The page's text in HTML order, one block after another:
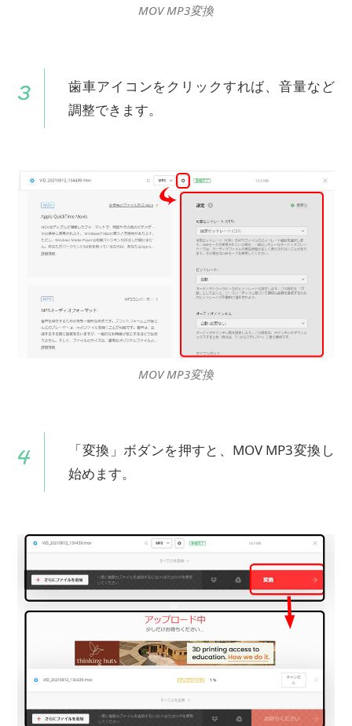
MOV MP3変換
歯車アイコンをクリックすれば、音量など
調整できます。
MOV MP3変換
「変換」ボダンを押すと、MOV MP3変換し
始めます。